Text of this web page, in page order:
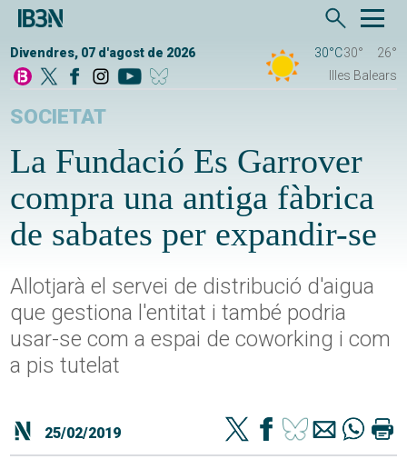
Divendres, 07 d'agost de 2026 30°C30°
26°
Illes Balears
SOCIETAT
La Fundació Es Garrover
compra una antiga fàbrica
de sabates per expandir-se
Allotjarà el servei de distribució d'aigua
que gestiona l'entitat i també podria
usar-se com a espai de coworking i com
a pis tutelat
25/02/2019